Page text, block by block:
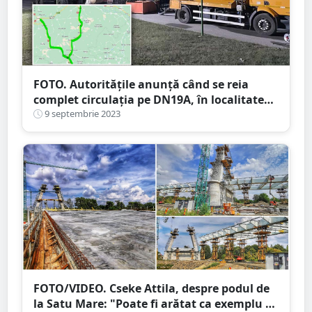
FOTO. Autoritățile anunță când se reia
complet circulația pe DN19A, în localitatea
Supur. Ce alte măsuri de siguranță rămân
în vigoare
9 septembrie 2023
FOTO/VIDEO. Cseke Attila, despre podul de
la Satu Mare: "Poate fi arătat ca exemplu că